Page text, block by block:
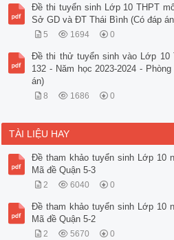
Đề thi tuyển sinh Lớp 10 THPT
Sở GD và ĐT Thái Bình (Có đáp
5 1694 0
Đề thi thử tuyển sinh vào Lớp 10
132 - Năm học 2023-2024 -
án)
8 1686 0
TÀI LIỆU HAY
Đề tham khảo tuyển sinh Lớp 10
Mã đề Quận 5-3
2 6040 0
Đề tham khảo tuyển sinh Lớp 10
Mã đề Quận 5-2
2 5670 0